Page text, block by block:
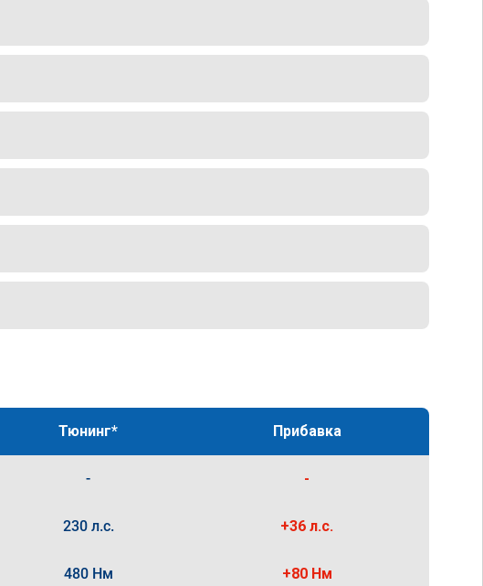
Тюнинг* Прибавка
- -
230 л.с. +36 л.с.
480 Нм +80 Нм